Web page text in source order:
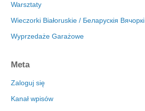
Warsztaty
Wieczorki Białoruskie / Беларускія Вячоркі
Wyprzedaże Garażowe
Meta
Zaloguj się
Kanał wpisów